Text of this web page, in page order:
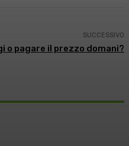
SUCCESSIVO
pagare il prezzo domani?